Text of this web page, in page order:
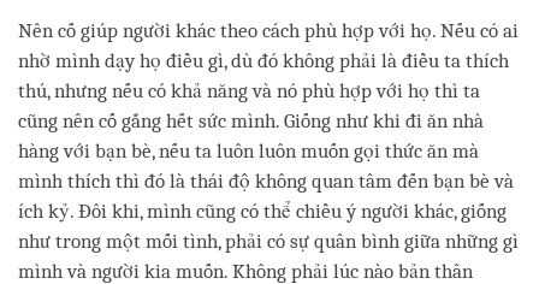
Nên cố giúp người khác theo cách phù hợp với họ. Nếu có ai
nhờ mình dạy họ điều gì, dù đó không phải là điều ta thích
thú, nhưng nếu có khả năng và nó phù hợp với họ thì ta
cũng nên cố gắng hết sức mình. Giống như khi đi ăn nhà
hàng với bạn bè, nếu ta luôn luôn muốn gọi thức ăn mà
mình thích thì đó là thái độ không quan tâm đến bạn bè và
ích kỷ. Đôi khi, mình cũng có thể chiều ý người khác, giống
như trong một mối tình, phải có sự quân bình giữa những gì
mình và người kia muốn. Không phải lúc nào bản thân